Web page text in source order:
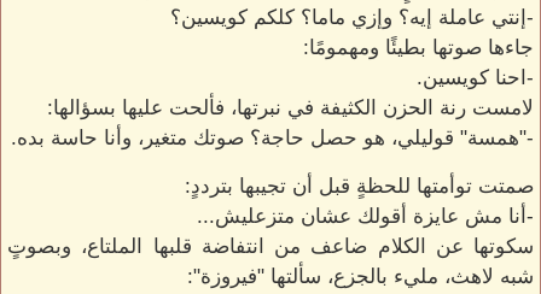
-إنتي عاملة إيه؟ وإزي ماما؟ كلكم كويسين؟
جاءها صوتها بطيئًا ومهمومًا:
-احنا كويسين.
لامست رنة الحزن الكثيفة في نبرتها، فألحت عليها بسؤالها:
-"همسة" قوليلي، هو حصل حاجة؟ صوتك متغير، وأنا حاسة بده.
صمتت توأمتها للحظةٍ قبل أن تجيبها بترددٍ:
-أنا مش عايزة أقولك عشان متزعليش...
سكوتها عن الكلام ضاعف من انتفاضة قلبها الملتاع، وبصوتٍ
شبه لاهث، مليء بالجزع، سألتها "فيروزة":